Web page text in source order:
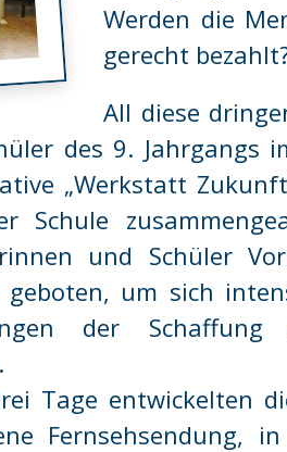
Werden die
gerecht
All diese
des 9. Jahrgangs
„Werkstatt
Schule
und Schüler
geboten, um sich
der Schaffung
Tage entwickelten
Fernsehsendung,